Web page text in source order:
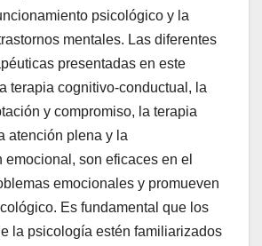
psicológico y la
mentales. Las diferentes
presentadas en este
terapia cognitivo-conductual, la
y compromiso, la terapia
atención plena y la
emocional, son eficaces en el
emocionales y promueven
Es fundamental que los
la psicología estén familiarizados